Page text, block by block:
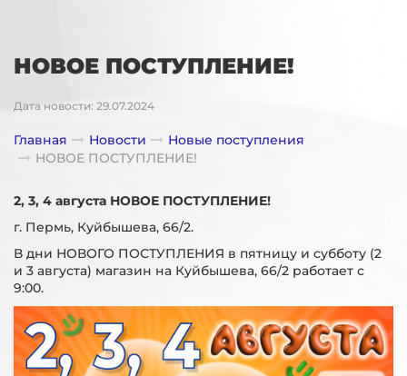
НОВОЕ ПОСТУПЛЕНИЕ!
Дата новости: 29.07.2024
Главная Новости
Новые поступления
НОВОЕ ПОСТУПЛЕНИЕ!
2, 3, 4 августа НОВОЕ ПОСТУПЛЕНИЕ!
г. Пермь, Куйбышева, 66/2.
В дни НОВОГО ПОСТУПЛЕНИЯ в пятницу и субботу (2
и 3 августа) магазин на Куйбышева, 66/2 работает с
9:00.